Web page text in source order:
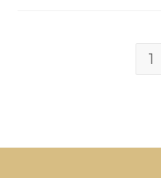
1